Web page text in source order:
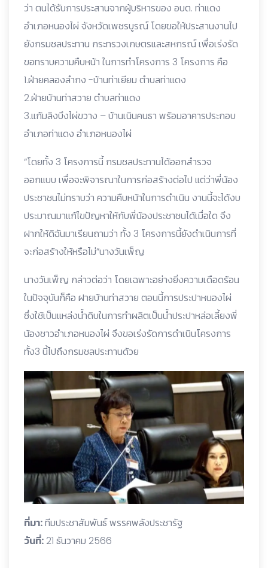
ว่า ตนได้รับการประสานจากผู้บริหารของ อบต. ท่าแดง
อำเภอหนองไผ่ จังหวัดเพชรบูรณ์ โดยขอให้ประสานงานไป
ยังกรมชลประทาน กระทรวงเกษตรและสหกรณ์ เพื่อเร่งรัด
ขอทราบความคืบหน้า ในการทำโครงการ 3 โครงการ คือ
1.ฝ่ายคลองลำกง -บ้านท่าเยียม ตำบลท่าแดง
2.ฝ่ายบ้านท่าสวาย ตำบลท่าแดง
3.แก้มลิงบึงไผ่ขวาง – บ้านเนินคนธา พร้อมอาคารประกอบ
อำเภอท่าแดง อำเภอหนองไผ่
“โดยทั้ง 3 โครงการนี้ กรมชลประทานได้ออกสำรวจ
ออกแบบ เพื่อจะพิจารณาในการก่อสร้างต่อไป แต่ว่าพี่น้อง
ประชาชนไม่ทราบว่า ความคืบหน้าในการดำเนิน งานนี้จะได้งบ
ประมาณมาแก้ไขปัญหาให้กับพี่น้องประชาชนได้เมื่อใด จึง
ฝากให้ดิฉันมาเรียนถามว่า ทั้ง 3 โครงการนี้ยังดำเนินการที่
จะก่อสร้างให้หรือไม่”นางวันเพ็ญ
นางวันเพ็ญ กล่าวต่อว่า โดยเฉพาะอย่างยิ่งความเดือดร้อน
ในปัจจุบันก็คือ ฝายบ้านท่าสวาย ตอนนี้การประปาหนองไผ่
ซึ่งใช้เป็นแหล่งน้ำดิบในการทำผลิตเป็นน้ำประปาหล่อเลี้ยงพี่
น้องชาวอำเภอหนองไผ่ จึงขอเร่งรัดการดำเนินโครงการ
ทั้ง3 นี้ไปถึงกรมชลประทานด้วย
ที่มา:ทีมประชาสัมพันธ์ พรรคพลังประชารัฐ
วันที่: 21 ธันวาคม 2566